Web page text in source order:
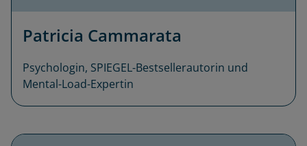
Patricia Cammarata
Psychologin, SPIEGEL-Bestsellerautorin und
Mental-Load-Expertin